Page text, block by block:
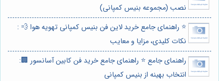
نصب (مجموعه بنیس کمپانی)
⭐️ راهنمای جامع خرید لاین فن بنیس کمپانی تهویه هوا 💨 :
نکات کلیدی، مزایا و معایب
راهنمای جامع ⭐️ راهنمای جامع خرید فن کابین آسانسور 🏢:
انتخاب بهینه از بنیس کمپانی